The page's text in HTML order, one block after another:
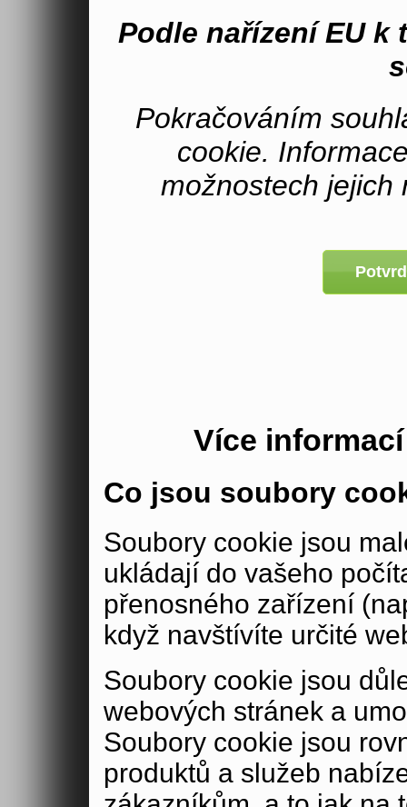
Podle nařízení EU k
Pokračováním
cookie.
možnostech jejich
Více
Co jsou soubory
Soubory cookie jsou
ukládají do vašeho
přenosného zařízení
když navštívíte určité
Soubory cookie jsou
webových stránek a
Soubory cookie jsou
produktů a služeb